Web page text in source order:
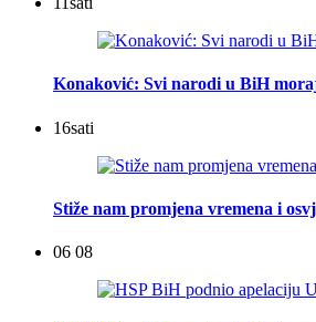
Konaković: Svi narodi u BiH
16sati
Stiže nam promjena vremena i
06 08